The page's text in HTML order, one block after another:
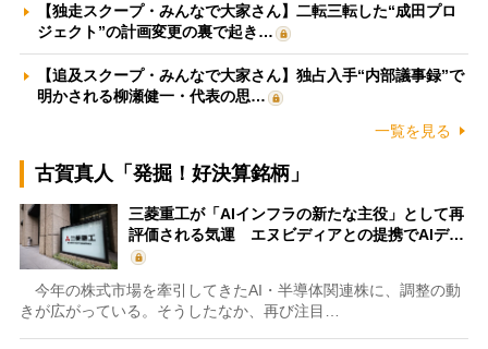
【独走スクープ・みんなで大家さん】二転三転した“成田プロ
ジェクト”の計画変更の裏で起き…
【追及スクープ・みんなで大家さん】独占入手“内部議事録”で
明かされる柳瀬健一・代表の思…
一覧を見る
古賀真人「発掘！好決算銘柄」
三菱重工が「AIインフラの新たな主役」として再
評価される気運 エヌビディアとの提携でAIデ…
今年の株式市場を牽引してきたAI・半導体関連株に、調整の動
きが広がっている。そうしたなか、再び注目…